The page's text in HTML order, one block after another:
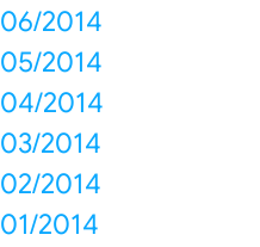
06/2014
05/2014
04/2014
03/2014
02/2014
01/2014